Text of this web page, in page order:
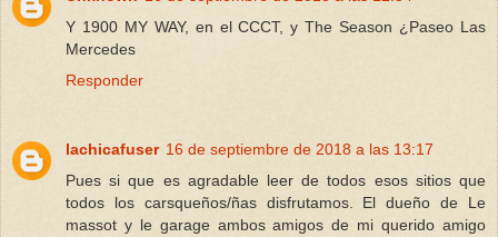
Y 1900 MY WAY, en el CCCT, y The Season ¿Paseo Las
Mercedes
Responder
lachicafuser 16 de septiembre de 2018 a las 13:17
Pues si que es agradable leer de todos esos sitios que
todos los carsqueños/ñas disfrutamos. El dueño de Le
massot y le garage ambos amigos de mi querido amigo